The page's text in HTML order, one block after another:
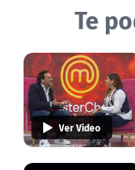
Te
Ver Video